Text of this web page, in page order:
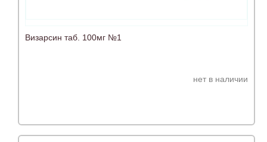
Визарсин таб. 100мг №1
нет в наличии